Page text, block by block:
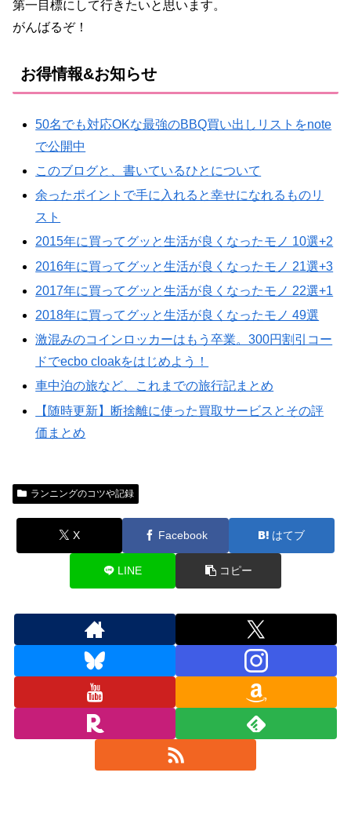
第一目標にして行きたいと思います。
がんばるぞ！
お得情報&お知らせ
50名でも対応OKな最強のBBQ買い出しリストをnote
で公開中
このブログと、書いているひとについて
余ったポイントで手に入れると幸せになれるものリ
スト
2015年に買ってグッと生活が良くなったモノ 10選+2
2016年に買ってグッと生活が良くなったモノ 21選+3
2017年に買ってグッと生活が良くなったモノ 22選+1
2018年に買ってグッと生活が良くなったモノ 49選
激混みのコインロッカーはもう卒業。300円割引コー
ドでecbo cloakをはじめよう！
車中泊の旅など、これまでの旅行記まとめ
【随時更新】断捨離に使った買取サービスとその評
価まとめ
ランニングのコツや記録
X Facebook はてブ
LINE コピー